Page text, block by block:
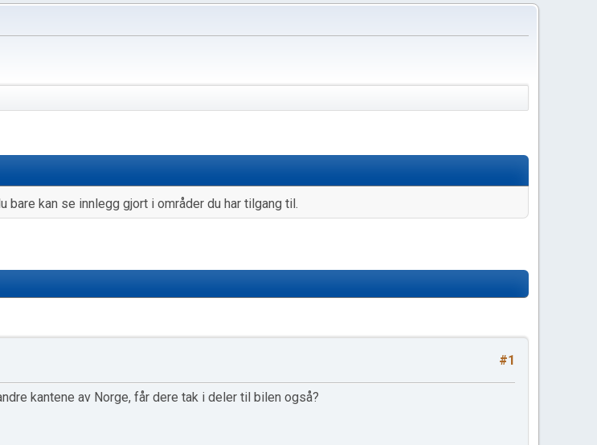
kan se innlegg gjort i områder du har tilgang til.
#1
kantene av Norge, får dere tak i deler til bilen også?